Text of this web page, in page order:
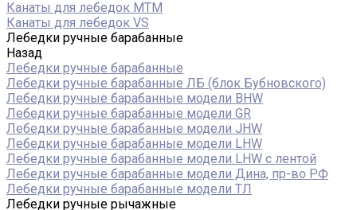
Канаты для лебедок MTM
Канаты для лебедок VS
Лебедки ручные барабанные
Назад
Лебедки ручные барабанные
Лебедки ручные барабанные ЛБ (блок Бубновского)
Лебедки ручные барабанные модели BHW
Лебедки ручные барабанные модели GR
Лебедки ручные барабанные модели JHW
Лебедки ручные барабанные модели LHW
Лебедки ручные барабанные модели LHW c лентой
Лебедки ручные барабанные модели Дина, пр-во РФ
Лебедки ручные барабанные модели ТЛ
Лебедки ручные рычажные